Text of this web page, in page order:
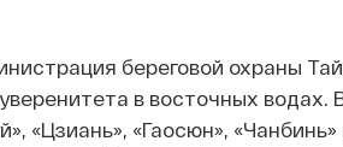
береговой охраны
в восточных водах.
«Цзиань», «Гаосюн»,